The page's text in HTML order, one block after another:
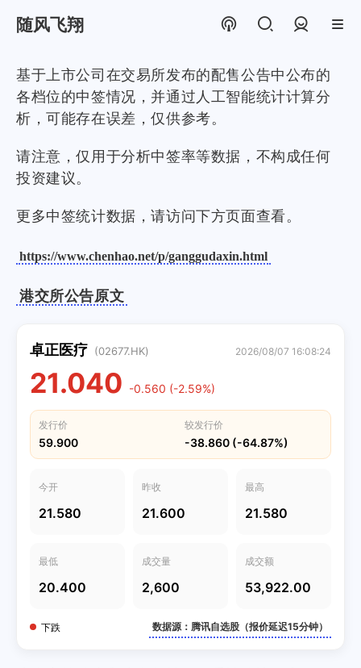
随风飞翔
基于上市公司在交易所发布的配售公告中公布的
各档位的中签情况，并通过人工智能统计计算分
析，可能存在误差，仅供参考。
请注意，仅用于分析中签率等数据，不构成任何
投资建议。
更多中签统计数据，请访问下方页面查看。
https://www.chenhao.net/p/ganggudaxin.html
港交所公告原文
卓正医疗 (02677.HK) 2026/08/07 16:08:24
21.040 -0.560 (-2.59%)
发行价
59.900
较发行价
-38.860 (-64.87%)
今开
21.580
昨收
21.600
最高
21.580
最低
20.400
成交量
2,600
成交额
53,922.00
下跌 数据源：腾讯自选股（报价延迟15分钟）